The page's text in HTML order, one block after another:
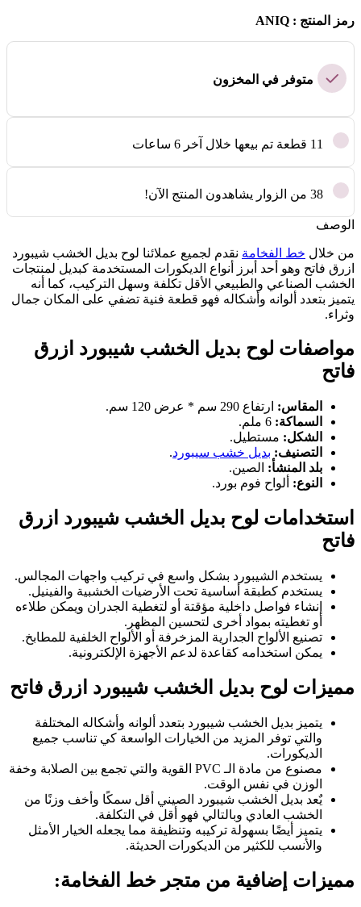
رمز المنتج : ANIQ
متوفر في المخزون
11 قطعة تم بيعها خلال آخر 6 ساعات
38 من الزوار يشاهدون المنتج الآن!
الوصف
من خلال خط الفخامة نقدم لجميع عملائنا لوح بديل الخشب شيبورد
ازرق فاتح وهو أحد أبرز أنواع الديكورات المستخدمة كبديل لمنتجات
الخشب الصناعي والطبيعي الأقل تكلفة وسهل التركيب، كما أنه
يتميز بتعدد ألوانه وأشكاله فهو قطعة فنية تضفي على المكان جمال
وثراء.
مواصفات لوح بديل الخشب شيبورد ازرق
فاتح
المقاس: ارتفاع 290 سم * عرض 120 سم.
السماكة: 6 ملم.
الشكل: مستطيل.
التصنيف: بديل خشب سيبورد.
بلد المنشأ: الصين.
النوع: ألواح فوم بورد.
استخدامات لوح بديل الخشب شيبورد ازرق
فاتح
يستخدم الشيبورد بشكل واسع في تركيب واجهات المجالس.
يستخدم كطبقة أساسية تحت الأرضيات الخشبية والفينيل.
إنشاء فواصل داخلية مؤقتة أو لتغطية الجدران ويمكن طلاءه
أو تغطيته بمواد أخرى لتحسين المظهر.
تصنيع الألواح الجدارية المزخرفة أو الألواح الخلفية للمطابخ.
يمكن استخدامه كقاعدة لدعم الأجهزة الإلكترونية.
مميزات لوح بديل الخشب شيبورد ازرق فاتح
يتميز بديل الخشب شيبورد بتعدد ألوانه وأشكاله المختلفة
والتي توفر المزيد من الخيارات الواسعة كي تناسب جميع
الديكورات.
مصنوع من مادة الـ PVC القوية والتي تجمع بين الصلابة وخفة
الوزن في نفس الوقت.
يٌعد بديل الخشب شيبورد الصيني أقل سمكًا وأخف وزنًا من
الخشب العادي وبالتالي فهو أقل في التكلفة.
يتميز أيضًا بسهولة تركيبه وتنظيفة مما يجعله الخيار الأمثل
والأنسب للكثير من الديكورات الحديثة.
مميزات إضافية من متجر خط الفخامة: